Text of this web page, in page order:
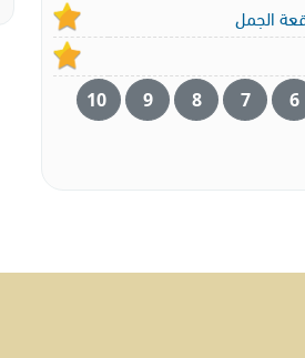
الجمل
6
7
8
9
10